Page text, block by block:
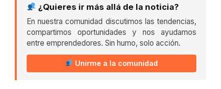
¿Quieres ir más allá de la noticia?
En nuestra comunidad discutimos las tendencias,
compartimos oportunidades y nos ayudamos
entre emprendedores. Sin humo, solo acción.
Unirme a la comunidad